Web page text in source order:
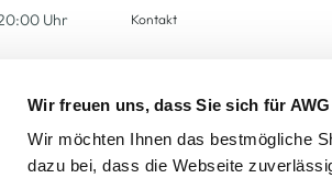
Wir freuen uns, dass Sie sich für
Wir möchten Ihnen das bestmögliche
dazu bei, dass die Webseite
Uhr
Kontakt